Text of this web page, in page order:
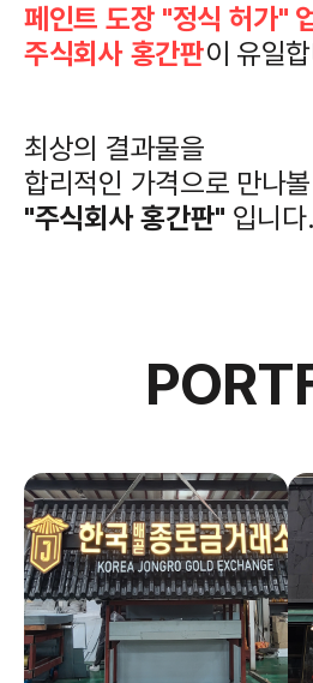
페인트 도장 "정식 허가"
주식회사 홍간판이 유일
최상의 결과물을
합리적인 가격으로 만나
"주식회사 홍간판" 입니다.